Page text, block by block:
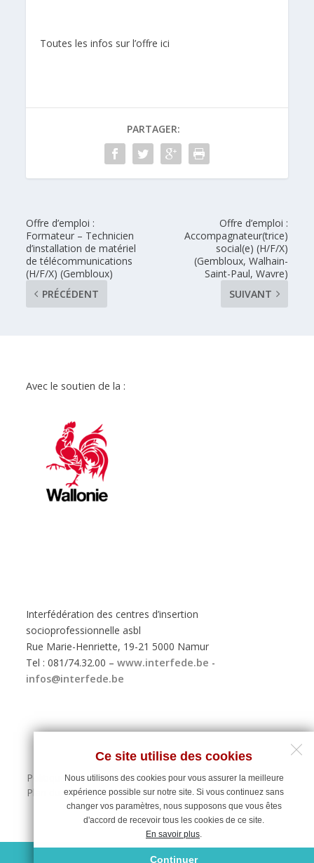
Ce site utilise des cookies
Nous utilisons des cookies pour vous assurer la meilleure
expérience possible sur notre site. Si vous continuez sans
changer vos paramètres, nous supposons que vous êtes
d'accord de recevoir tous les cookies de ce site.
En savoir plus.
Continuer
Toutes les infos sur l’offre ici
PARTAGER:
Offre d’emploi :
Formateur – Technicien
d’installation de matériel
de télécommunications
(H/F/X) (Gembloux)
PRÉCÉDENT
Offre d’emploi :
Accompagnateur(trice)
social(e) (H/F/X)
(Gembloux, Walhain-
Saint-Paul, Wavre)
SUIVANT
Avec le soutien de la :
Interfédération des centres d’insertion
socioprofessionnelle asbl
Rue Marie-Henriette, 19-21 5000 Namur
Tel : 081/74.32.00 –www.interfede.be -
infos@interfede.be
Politique de protection des données personnelles
Plan du site
Maintenance du site : Deligraph